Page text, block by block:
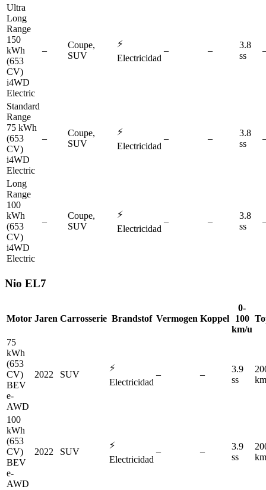
Ultra
Long
Range
150
kWh
(653
CV)
i4WD
Electric
–
Coupe,
SUV
⚡
Electricidad
– –
3.8
ss
Standard
Range
75 kWh
(653
CV)
i4WD
Electric
–
Coupe,
SUV
⚡
Electricidad
– –
3.8
ss
Long
Range
100
kWh
(653
CV)
i4WD
Electric
–
Coupe,
SUV
⚡
Electricidad
– –
3.8
ss
Nio EL7
Motor Jaren Carrosserie Brandstof Vermogen Koppel
0-
100
km/u
75
kWh
(653
CV)
BEV
e-
AWD
2022 SUV
⚡
Electricidad
– –
3.9
ss
100
kWh
(653
CV)
BEV
e-
AWD
2022 SUV
⚡
Electricidad
– –
3.9
ss